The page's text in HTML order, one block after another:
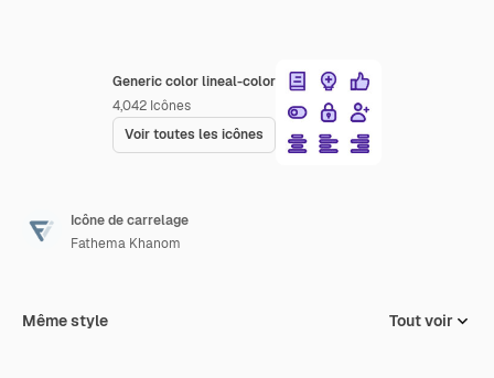
Generic color lineal-color
4,042 Icônes
Voir toutes les icônes
Icône de carrelage
Fathema Khanom
Même style Tout voir